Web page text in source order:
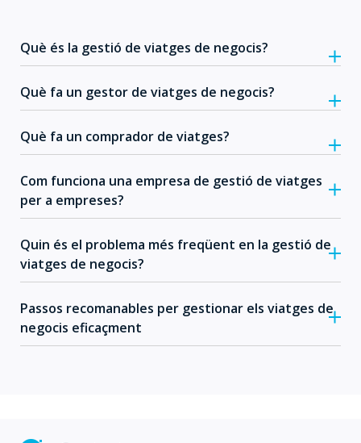
Què és la gestió de viatges de negocis?
Què fa un gestor de viatges de negocis?
Què fa un comprador de viatges?
Com funciona una empresa de gestió de viatges
per a empreses?
Quin és el problema més freqüent en la gestió de
viatges de negocis?
Passos recomanables per gestionar els viatges de
negocis eficaçment